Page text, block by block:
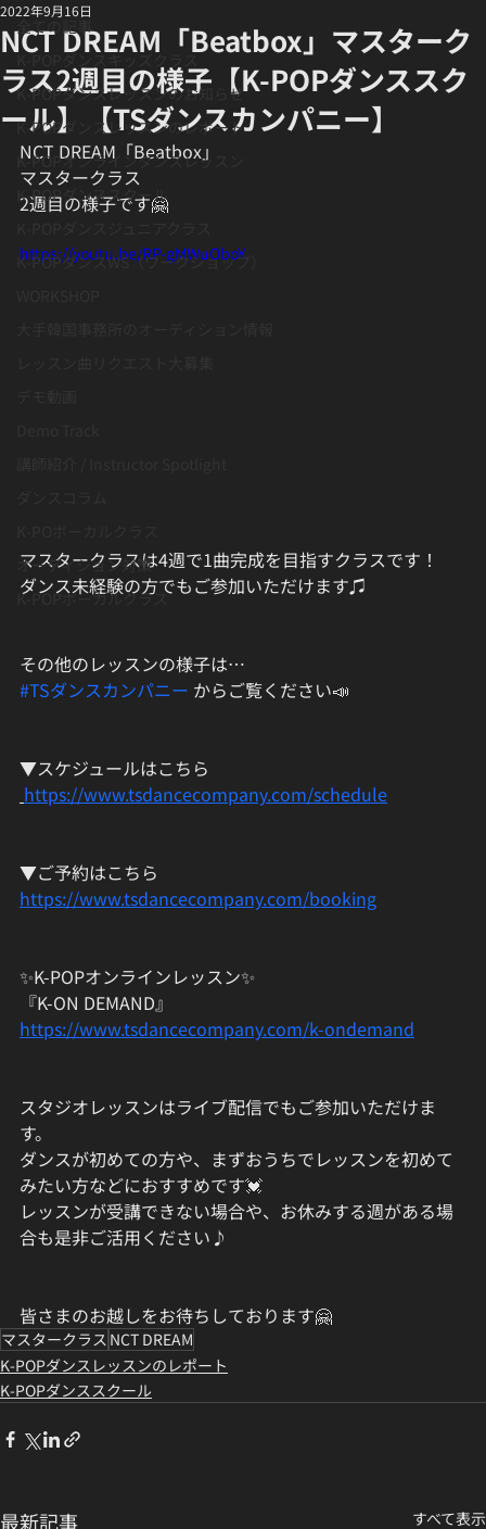
全ての記事
K-POPダンスキッズクラス
K-POPダンスレッスンのお知らせ
K-POPダンスレッスンのレポート
K-POPオンラインダンスレッスン
K-POPダンススクール
K-POPダンスWS（ワークショップ）
オーディション対策
K-POPボーカルクラス
NCT DREAM「Beatbox」マスターク
ラス2週目の様子【K-POPダンススク
ール】【TSダンスカンパニー】
2022年9月16日
NCT DREAM「Beatbox」
マスタークラス
2週目の様子です🤗
https://youtu.be/RP-gMWuOboY
マスタークラスは4週で1曲完成を目指すクラスです！
ダンス未経験の方でもご参加いただけます♫
その他のレッスンの様子は…
#TSダンスカンパニー からご覧ください📣
▼スケジュールはこちら
https://www.tsdancecompany.com/schedule
▼ご予約はこちら
https://www.tsdancecompany.com/booking
✨K-POPオンラインレッスン✨
『K-ON DEMAND』
https://www.tsdancecompany.com/k-ondemand
スタジオレッスンはライブ配信でもご参加いただけま
す。
ダンスが初めての方や、まずおうちでレッスンを初めて
みたい方などにおすすめです💓
レッスンが受講できない場合や、お休みする週がある場
合も是非ご活用ください♪
皆さまのお越しをお待ちしております🤗
マスタークラス NCT DREAM
K-POPダンスレッスンのレポート
K-POPダンススクール
最新記事 すべて表示